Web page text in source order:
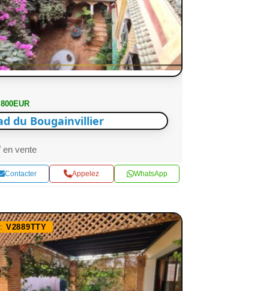
du Bougainvillier
en vente
Contacter Appelez WhatsApp
V2889TTY